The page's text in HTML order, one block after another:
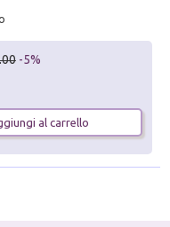
-5%
al carrello